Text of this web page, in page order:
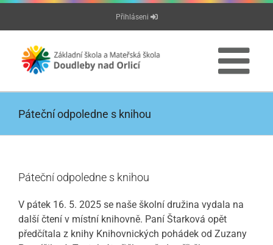
Přeskočit
Přihláseni
Páteční odpoledne s knihou
Páteční odpoledne s knihou
V pátek 16. 5. 2025 se naše školní družina vydala na
další čtení v místní knihovně. Paní Štarková opět
předčítala z knihy Knihovnických pohádek od Zuzany